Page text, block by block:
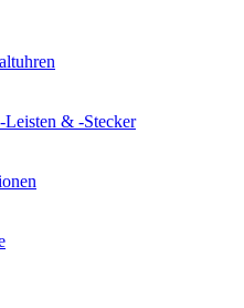
Leisten & -Stecker